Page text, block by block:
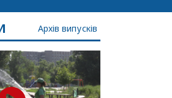
Архів випусків